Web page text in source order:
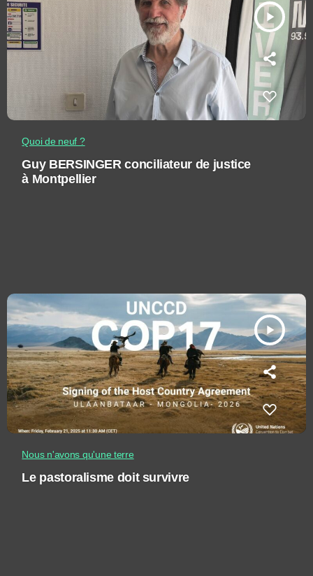
play_arrow
Quoi de neuf ?
Guy BERSINGER conciliateur de justice
à Montpellier
play_arrow
Nous n'avons qu'une terre
Le pastoralisme doit survivre